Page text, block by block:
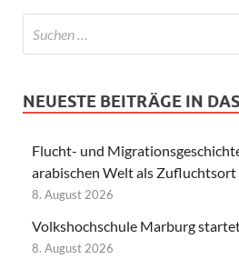
NEUESTE BEITRÄGE IN
Flucht- und
arabischen Welt als Zufluchtsort
8. August 2026
Volkshochschule Marburg
8. August 2026